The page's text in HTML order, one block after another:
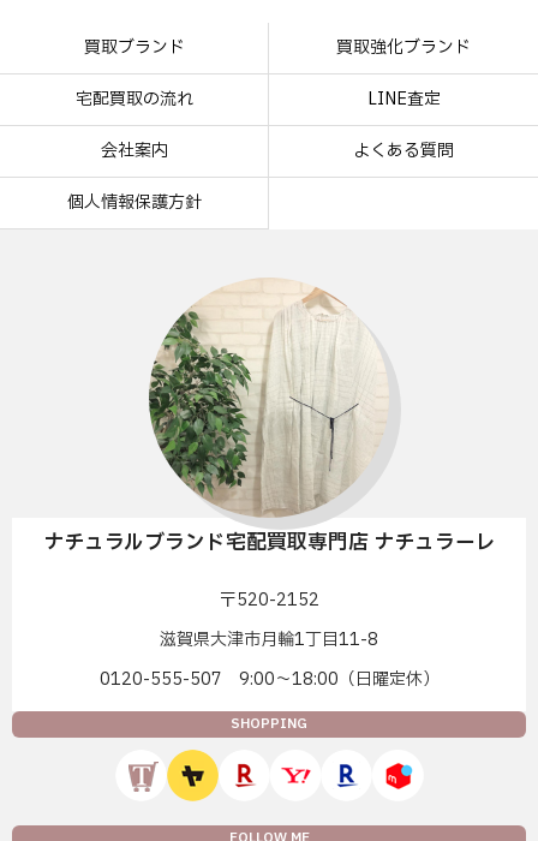
買取ブランド 買取強化ブランド
宅配買取の流れ LINE査定
会社案内 よくある質問
個人情報保護方針
ナチュラルブランド宅配買取専門店 ナチュラーレ
〒520-2152
滋賀県大津市月輪1丁目11-8
0120-555-507 9:00〜18:00（日曜定休）
SHOPPING